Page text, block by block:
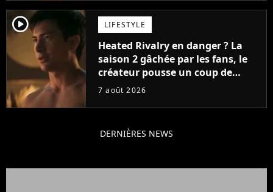
player2 LIFESTYLE
Heated Rivalry en danger ? La
saison 2 gâchée par les fans, le
créateur pousse un coup de
gueule
7 août 2026
DERNIÈRES NEWS